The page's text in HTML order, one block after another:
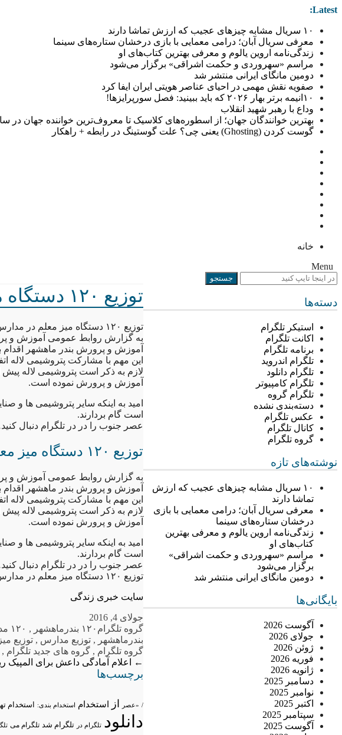
Latest:
۱۰ سریال مشابه چیزهای عجیب که ارزش تماشا دارند
معرفی سریال آبان؛ درامی معمایی با بازی درخشان ستاره‌های سینما
زندگی‌نامه اروین یالوم و معرفی بهترین کتاب‌های او
مراسم «سهروردی و حکمت اشراقی» برگزار می‌شود
دومین مانگای ایرانی منتشر شد
صفویه نقش مهمی در احیای عناصر هویتی ایران ایفا کرد
۱۰انیمه برتر بهار ۲۰۲۶ که باید ببینید: فصل سورپرایزها!
وداع با رهبر شهید انقلاب
بهترین خوانندگان جهان؛ از اسطوره‌های کلاسیک تا معروف‌ترین خواننده جهان در سال
گوست کردن (Ghosting) یعنی چی؟ علت گوستینگ در رابطه + راهکار
خانه
Menu
دسته‌ها
استیکر تلگرام
اکانت تلگرام
برنامه تلگرام
تلگرام اندروید
تلگرام دانلود
تلگرام کامپیوتر
تلگرام گروه
دسته‌بندی نشده
عکس تلگرام
کانال تلگرام
گروه تلگرام
نوشته‌های تازه
۱۰ سریال مشابه چیزهای عجیب که ارزش
تماشا دارند
معرفی سریال آبان؛ درامی معمایی با بازی
درخشان ستاره‌های سینما
زندگی‌نامه اروین یالوم و معرفی بهترین
کتاب‌های او
مراسم «سهروردی و حکمت اشراقی»
برگزار می‌شود
دومین مانگای ایرانی منتشر شد
بایگانی‌ها
آگوست 2026
جولای 2026
ژوئن 2026
فوریه 2026
ژانویه 2026
دسامبر 2025
نوامبر 2025
اکتبر 2025
سپتامبر 2025
آگوست 2025
توزیع ۱۲۰ دستگاه میز معلم در مدارس بندرماهشهر
توزیع ۱۲۰ دستگاه میز معلم در مدارس بندرماهشهر
به گزارش روابط عمومی آموزش و
آموزش و پرورش بندر ماهشهر اقدام به ساخت و توزیع
این مهم با مشارکت پتروشیمی لاله
لازم به ذکر است پتروشیمی لاله
آموزش و پرورش نموده است.
امید به اینکه سایر پتروشیمی ها
است گام بردارند.
عصر جنوب را در در تلگرام دنبال
توزیع ۱۲۰ دستگاه میز معلم در مدارس بندرماهشهر
به گزارش روابط عمومی آموزش و
آموزش و پرورش بندر ماهشهر اقدام به ساخت و توزیع
این مهم با مشارکت پتروشیمی لاله
لازم به ذکر است پتروشیمی لاله
آموزش و پرورش نموده است.
امید به اینکه سایر پتروشیمی ها
است گام بردارند.
عصر جنوب را در در تلگرام دنبال
توزیع ۱۲۰ دستگاه میز معلم در مدارس بندرماهشهر
سایت خبری زندگی
جولای 4, 2016
گروه تلگرام ۱۲۰ بندرماهشهر , ۱۲۰ مدارس
بندرماهشهر , توزیع مدارس , توزیع میز
گروه تلگرام , گروه های جدید تلگرام ,
←
اعلام آمادگی داعش برای المپیک
برچسب‌ها
/ «عصر از استخدام استخدام بندی: استخدام
دانلود تلگرام در تلگرام شد تلگرام می